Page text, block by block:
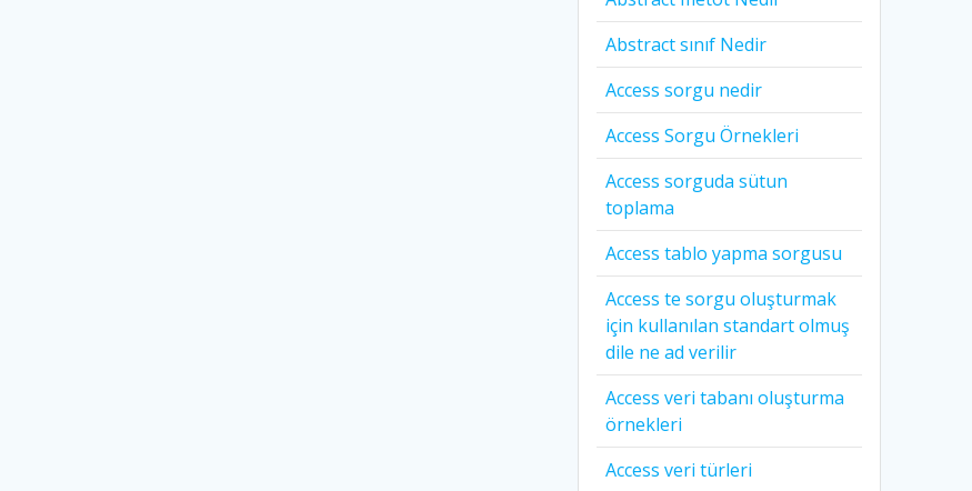
Abstract sınıf Nedir
Access sorgu nedir
Access Sorgu Örnekleri
Access sorguda sütun
toplama
Access tablo yapma sorgusu
Access te sorgu oluşturmak
için kullanılan standart olmuş
dile ne ad verilir
Access veri tabanı oluşturma
örnekleri
Access veri türleri